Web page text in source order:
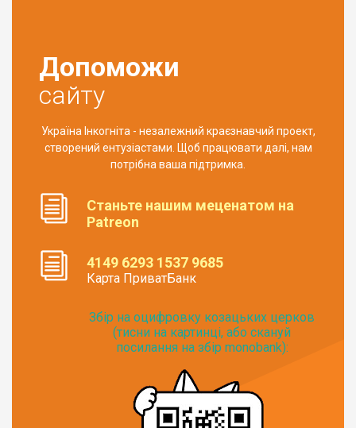
Допоможи
сайту
Україна Інкогніта - незалежний краєзнавчий проект,
створений ентузіастами. Щоб працювати далі, нам
потрібна ваша підтримка.
Станьте нашим меценатом на
Patreon
4149 6293 1537 9685
Карта ПриватБанк
Збір на оцифровку козацьких церков
(тисни на картинці, або скануй
посилання на збір monobank):